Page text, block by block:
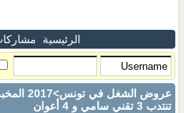
الرئيسية
عروض الشغل في تونس
تنتدب 3 تقني سامي و 4 أعوان